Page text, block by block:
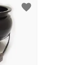
favorite